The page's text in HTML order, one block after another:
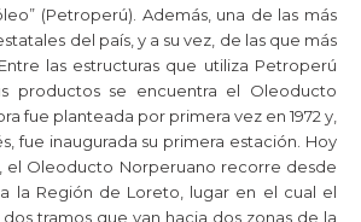
(Petroperú). Además, una de las más
del país, y a su vez, de las que más
las estructuras que utiliza Petroperú
productos se encuentra el Oleoducto
fue planteada por primera vez en 1972 y,
fue inaugurada su primera estación. Hoy
el Oleoducto Norperuano recorre desde
la Región de Loreto, lugar en el cual el
tramos que van hacia dos zonas de la